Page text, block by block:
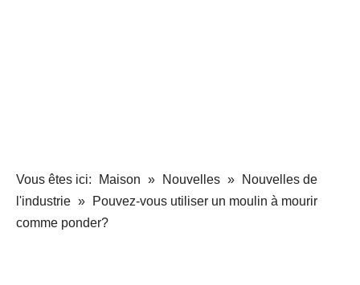
Vous êtes ici: Maison » Nouvelles »
Nouvelles de
l'industrie »
Pouvez-vous utiliser un moulin à mourir
comme ponder?